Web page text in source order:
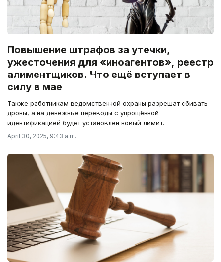
Повышение штрафов за утечки,
ужесточения для «иноагентов», реестр
алиментщиков. Что ещё вступает в
силу в мае
Также работникам ведомственной охраны разрешат сбивать
дроны, а на денежные переводы с упрощённой
идентификацией будет установлен новый лимит.
April 30, 2025, 9:43 a.m.